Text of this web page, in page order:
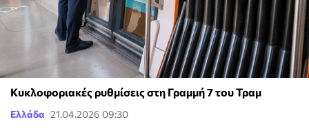
Κυκλοφοριακές ρυθμίσεις στη Γραμμή 7 του Τραμ
Ελλάδα 21.04.2026 09:30